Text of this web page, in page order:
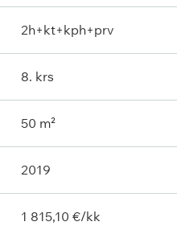
2h+kt+kph+prv
8. krs
50 m²
2019
1 815,10 €/kk